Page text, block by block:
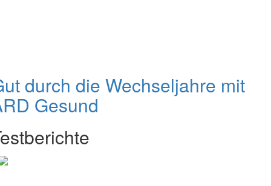
durch die Wechseljahre mit
Gesund